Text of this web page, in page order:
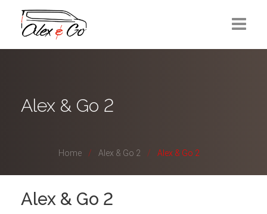
Contactez-nous
Alex & Go 2
Home Alex & Go 2 Alex & Go 2
Alex & Go 2